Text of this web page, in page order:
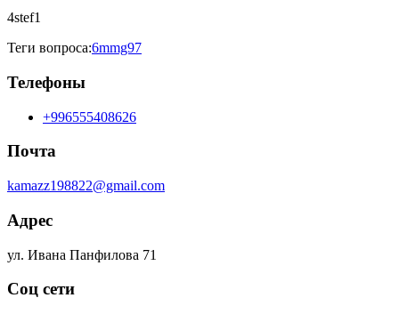
4stef1
Теги вопроса:6mmg97
Телефоны
+996555408626
Почта
kamazz198822@gmail.com
Адрес
ул. Ивана Панфилова 71
Соц сети